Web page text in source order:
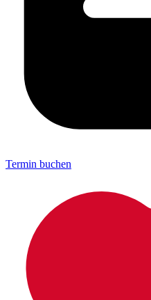
Termin buchen